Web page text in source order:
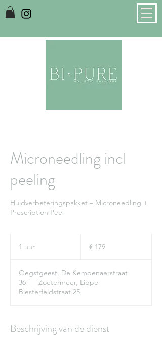
Microneedling incl
peeling
Huidverbeteringspakket – Microneedling +
Prescription Peel
1 uur € 179
Oegstgeest, De Kempenaerstraat
36
|
Zoetermeer, Lippe-
Biesterfeldstraat 25
Beschrijving van de dienst